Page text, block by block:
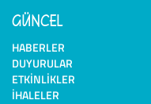
GÜNCEL
HABERLER
DUYURULAR
ETKINLIKLER
İHALELER